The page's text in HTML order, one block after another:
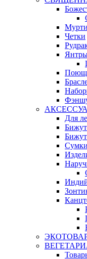
Мурти
Четки
Для